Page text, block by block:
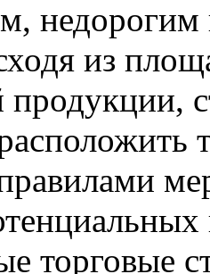
из
продукции,
торговые